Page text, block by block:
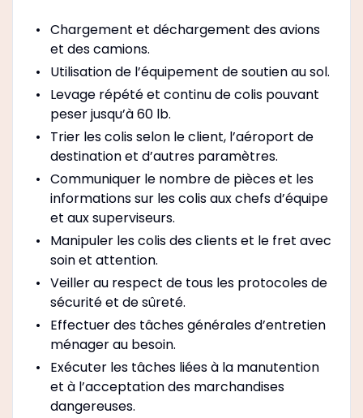
Chargement et déchargement des avions
et des camions.
Utilisation de l’équipement de soutien au sol.
Levage répété et continu de colis pouvant
peser jusqu’à 60 lb.
Trier les colis selon le client, l’aéroport de
destination et d’autres paramètres.
Communiquer le nombre de pièces et les
informations sur les colis aux chefs d’équipe
et aux superviseurs.
Manipuler les colis des clients et le fret avec
soin et attention.
Veiller au respect de tous les protocoles de
sécurité et de sûreté.
Effectuer des tâches générales d’entretien
ménager au besoin.
Exécuter les tâches liées à la manutention
et à l’acceptation des marchandises
dangereuses.